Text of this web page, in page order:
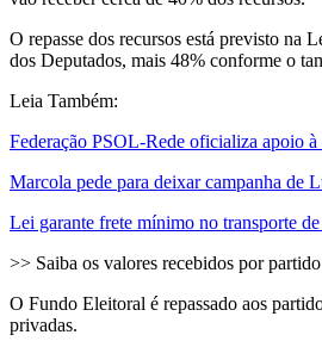
O repasse dos recursos está previsto na
dos Deputados, mais 48% conforme o
Leia Também:
Federação PSOL-Rede oficializa apoio
Marcola pede para deixar campanha de
Lei garante frete mínimo no transporte
>> Saiba os valores recebidos por partido
O Fundo Eleitoral é repassado aos
privadas.